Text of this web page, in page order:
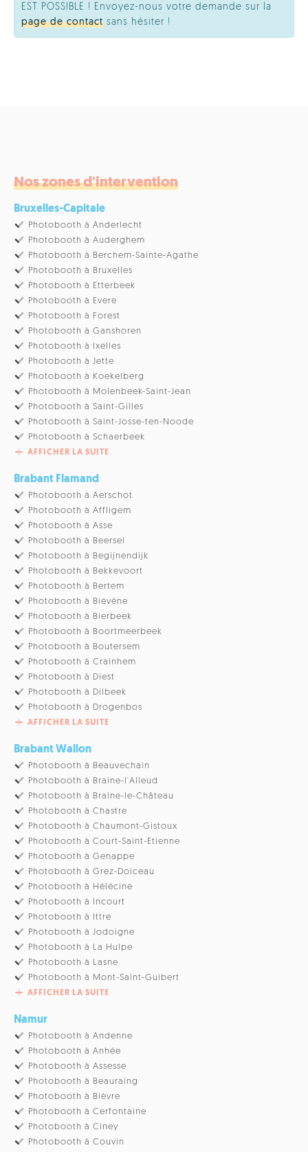
EST POSSIBLE ! Envoyez-nous votre demande sur la
page de contact sans hésiter !
Nos zones d'intervention
Bruxelles-Capitale
Photobooth à Anderlecht
Photobooth à Auderghem
Photobooth à Berchem-Sainte-Agathe
Photobooth à Bruxelles
Photobooth à Etterbeek
Photobooth à Evere
Photobooth à Forest
Photobooth à Ganshoren
Photobooth à Ixelles
Photobooth à Jette
Photobooth à Koekelberg
Photobooth à Molenbeek-Saint-Jean
Photobooth à Saint-Gilles
Photobooth à Saint-Josse-ten-Noode
Photobooth à Schaerbeek
AFFICHER LA SUITE
Brabant Flamand
Photobooth à Aerschot
Photobooth à Affligem
Photobooth à Asse
Photobooth à Beersel
Photobooth à Begijnendijk
Photobooth à Bekkevoort
Photobooth à Bertem
Photobooth à Biévène
Photobooth à Bierbeek
Photobooth à Boortmeerbeek
Photobooth à Boutersem
Photobooth à Crainhem
Photobooth à Diest
Photobooth à Dilbeek
Photobooth à Drogenbos
AFFICHER LA SUITE
Brabant Wallon
Photobooth à Beauvechain
Photobooth à Braine-l'Alleud
Photobooth à Braine-le-Château
Photobooth à Chastre
Photobooth à Chaumont-Gistoux
Photobooth à Court-Saint-Etienne
Photobooth à Genappe
Photobooth à Grez-Doiceau
Photobooth à Hélécine
Photobooth à Incourt
Photobooth à Ittre
Photobooth à Jodoigne
Photobooth à La Hulpe
Photobooth à Lasne
Photobooth à Mont-Saint-Guibert
AFFICHER LA SUITE
Namur
Photobooth à Andenne
Photobooth à Anhée
Photobooth à Assesse
Photobooth à Beauraing
Photobooth à Bièvre
Photobooth à Cerfontaine
Photobooth à Ciney
Photobooth à Couvin